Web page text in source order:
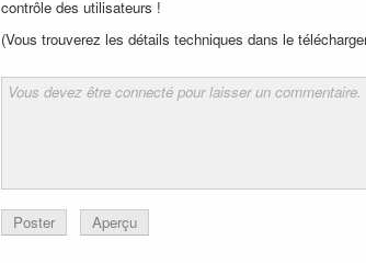
contrôle des utilisateurs !
(Vous trouverez les détails techniques dans le
Poster Aperçu